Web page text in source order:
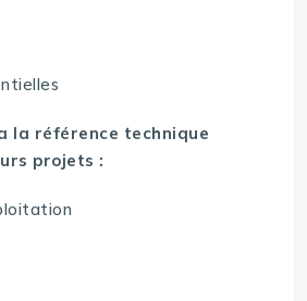
la référence technique
projets :